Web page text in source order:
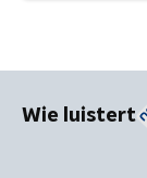
Wie luistert